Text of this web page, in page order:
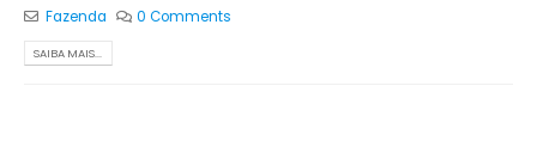
Fazenda 0 Comments
SAIBA MAIS...